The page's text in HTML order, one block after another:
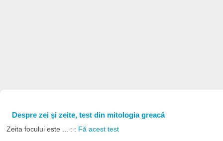
Despre zei și zeite, test din mitologia greacă
Zeita focului este ... : : Fă acest test